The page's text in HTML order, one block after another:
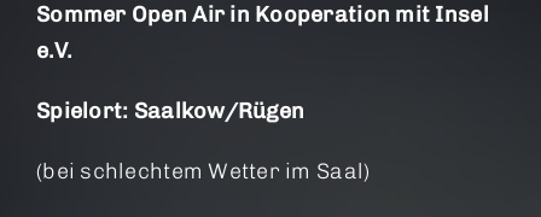
Sommer Open Air in Kooperation mit Insel
e.V.
Spielort: Saalkow/Rügen
(bei schlechtem Wetter im Saal)